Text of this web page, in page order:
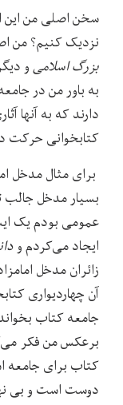
سخن اصلی من این
نزدیک کنیم؟ من
بزرگ اسلامیو
به باور من در
دارند که به آنها
کتابخوانی حرکت
برای مثال مدخل
بسیار مدخل جالب
عمومی بودم یک
ایجاد می‌کردم و
زائران مدخل
آن چهاردیواری
جامعه کتاب
برعکس من فکر
کتاب برای
دوست است و بی